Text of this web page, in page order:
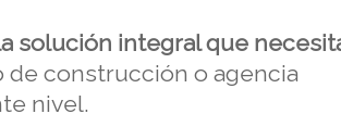
solución integral que
de construcción o agencia
nivel.